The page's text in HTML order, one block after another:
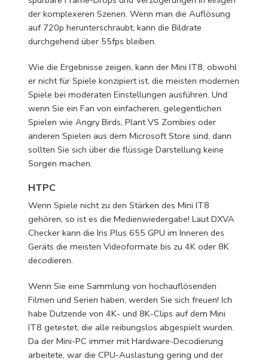
der komplexeren Szenen. Wenn man die Auflösung
auf 720p herunterschraubt, kann die Bildrate
durchgehend über 55fps bleiben.
Wie die Ergebnisse zeigen, kann der Mini IT8, obwohl
er nicht für Spiele konzipiert ist, die meisten modernen
Spiele bei moderaten Einstellungen ausführen. Und
wenn Sie ein Fan von einfacheren, gelegentlichen
Spielen wie Angry Birds, Plant VS Zombies oder
anderen Spielen aus dem Microsoft Store sind, dann
sollten Sie sich über die flüssige Darstellung keine
Sorgen machen.
HTPC
Wenn Spiele nicht zu den Stärken des Mini IT8
gehören, so ist es die Medienwiedergabe! Laut DXVA
Checker kann die Iris Plus 655 GPU im Inneren des
Geräts die meisten Videoformate bis zu 4K oder 8K
decodieren.
Wenn Sie eine Sammlung von hochauflösenden
Filmen und Serien haben, werden Sie sich freuen! Ich
habe Dutzende von 4K- und 8K-Clips auf dem Mini
IT8 getestet, die alle reibungslos abgespielt wurden.
Da der Mini-PC immer mit Hardware-Decodierung
arbeitete, war die CPU-Auslastung gering und der